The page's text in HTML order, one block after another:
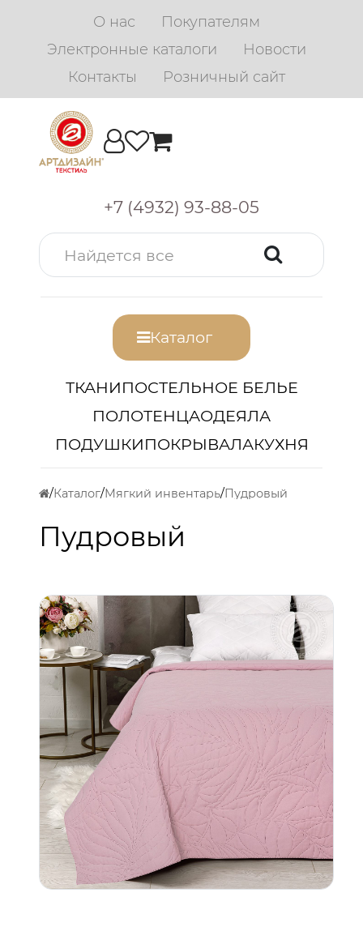
О нас
Покупателям
Электронные каталоги
Новости
Контакты
Розничный сайт
+7 (4932) 93-88-05
Каталог
ТКАНИПОСТЕЛЬНОЕ БЕЛЬЕ
ПОЛОТЕНЦАОДЕЯЛА
ПОДУШКИПОКРЫВАЛАКУХНЯ
Каталог Мягкий инвентарь Пудровый
Пудровый